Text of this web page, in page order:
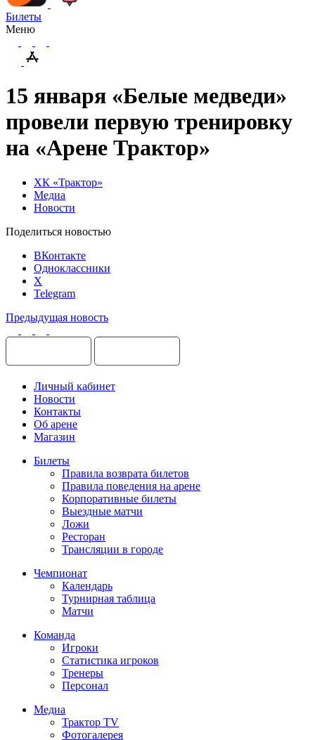
Билеты
Меню
15 января «Белые медведи»
провели первую тренировку
на «Арене Трактор»
ХК «Трактор»
Медиа
Новости
Поделиться новостью
ВКонтакте
Одноклассники
X
Telegram
Предыдущая новость
Личный кабинет
Новости
Контакты
Об арене
Магазин
Билеты
Правила возврата билетов
Правила поведения на арене
Корпоративные билеты
Выездные матчи
Ложи
Ресторан
Трансляции в городе
Чемпионат
Календарь
Турнирная таблица
Матчи
Команда
Игроки
Статистика игроков
Тренеры
Персонал
Медиа
Трактор TV
Фотогалерея